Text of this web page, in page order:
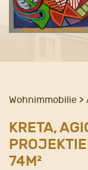
Wohnimmobilie
KRETA,
74M²